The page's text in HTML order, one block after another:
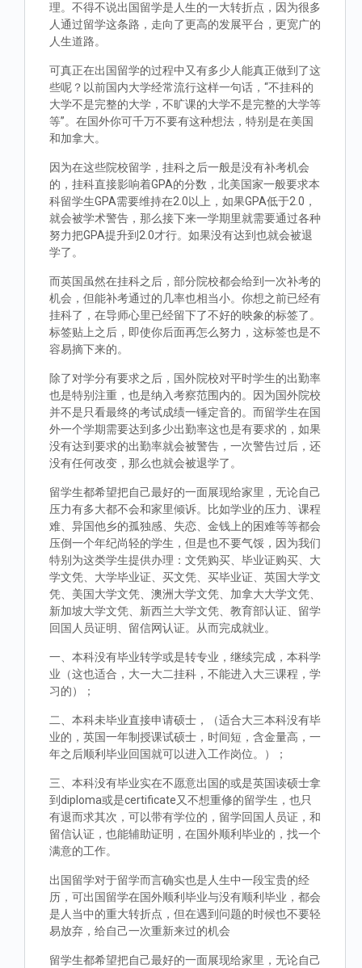
理。不得不说出国留学是人生的一大转折点，因为很多
人通过留学这条路，走向了更高的发展平台，更宽广的
人生道路。
可真正在出国留学的过程中又有多少人能真正做到了这
些呢？以前国内大学经常流行这样一句话，“不挂科的
大学不是完整的大学，不旷课的大学不是完整的大学等
等”。在国外你可千万不要有这种想法，特别是在美国
和加拿大。
因为在这些院校留学，挂科之后一般是没有补考机会
的，挂科直接影响着GPA的分数，北美国家一般要求本
科留学生GPA需要维持在2.0以上，如果GPA低于2.0，
就会被学术警告，那么接下来一学期里就需要通过各种
努力把GPA提升到2.0才行。如果没有达到也就会被退
学了。
而英国虽然在挂科之后，部分院校都会给到一次补考的
机会，但能补考通过的几率也相当小。你想之前已经有
挂科了，在导师心里已经留下了不好的映象的标签了。
标签贴上之后，即使你后面再怎么努力，这标签也是不
容易摘下来的。
除了对学分有要求之后，国外院校对平时学生的出勤率
也是特别注重，也是纳入考察范围内的。因为国外院校
并不是只看最终的考试成绩一锤定音的。而留学生在国
外一个学期需要达到多少出勤率这也是有要求的，如果
没有达到要求的出勤率就会被警告，一次警告过后，还
没有任何改变，那么也就会被退学了。
留学生都希望把自己最好的一面展现给家里，无论自己
压力有多大都不会和家里倾诉。比如学业的压力、课程
难、异国他乡的孤独感、失恋、金钱上的困难等等都会
压倒一个年纪尚轻的学生，但是也不要气馁，因为我们
特别为这类学生提供办理：文凭购买、毕业证购买、大
学文凭、大学毕业证、买文凭、买毕业证、英国大学文
凭、美国大学文凭、澳洲大学文凭、加拿大大学文凭、
新加坡大学文凭、新西兰大学文凭、教育部认证、留学
回国人员证明、留信网认证。从而完成就业。
一、本科没有毕业转学或是转专业，继续完成，本科学
业（这也适合，大一大二挂科，不能进入大三课程，学
习的）；
二、本科未毕业直接申请硕士，（适合大三本科没有毕
业的，英国一年制授课试硕士，时间短，含金量高，一
年之后顺利毕业回国就可以进入工作岗位。）；
三、本科没有毕业实在不愿意出国的或是英国读硕士拿
到diploma或是certificate又不想重修的留学生，也只
有退而求其次，可以带有学位的，留学回国人员证，和
留信认证，也能辅助证明，在国外顺利毕业的，找一个
满意的工作。
出国留学对于留学而言确实也是人生中一段宝贵的经
历，可出国留学在国外顺利毕业与没有顺利毕业，都会
是人当中的重大转折点，但在遇到问题的时候也不要轻
易放弃，给自己一次重新来过的机会
留学生都希望把自己最好的一面展现给家里，无论自己